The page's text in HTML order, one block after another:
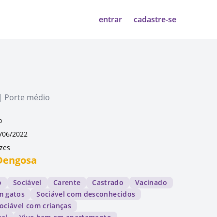
entrar cadastre-se
Porte médio
2022
Sociável Carente Castrado
Vacinado
gatos
Sociável com desconhecidos
com crianças